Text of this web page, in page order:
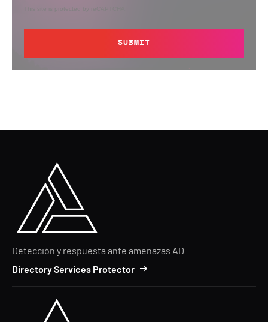
This site is protected by reCAPTCHA.
SUBMIT
Detección y respuesta ante amenazas AD
Directory Services Protector